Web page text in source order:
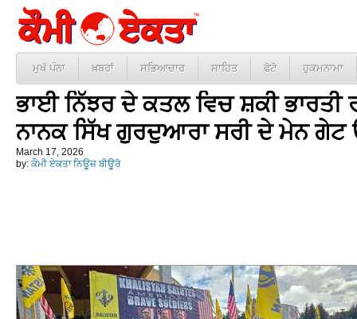
ਮੁਖੱ ਪੰਨਾ ਖ਼ਬਰਾਂ ਸਭਿਆਚਾਰ ਸਾਹਿਤ ਫੋਟੋ ਹੁਕਮਨਾਮਾ
ਭਾਈ ਨਿੱਝਰ ਦੇ ਕਤਲ ਵਿਚ ਸ਼ਕੀ ਭਾਰਤੀ
ਨਾਨਕ ਸਿੱਖ ਗੁਰਦੁਆਰਾ ਸਰੀ ਦੇ ਮੇਨ
March 17, 2026
by: ਕੌਮੀ ਏਕਤਾ ਨਿਊਜ਼ ਬੀਊਰੋ